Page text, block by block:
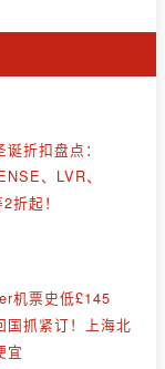
折扣盘点：
、LVR、
折起！
机票史低£145
国抓紧订！上海北
宜